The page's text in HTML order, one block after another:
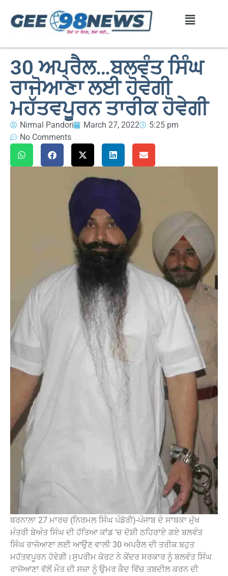
30 ਅਪ੍ਰੈਲ…ਬਲਵੰਤ ਸਿੰਘ
ਰਾਜੋਆਣਾ ਲਈ ਹੋਵੇਗੀ
ਮਹੱਤਵਪੂਰਨ ਤਾਰੀਕ ਹੋਵੇਗੀ
Nirmal Pandori March 27, 2022
5:25 pm
No Comments
ਬਰਨਾਲਾ 27 ਮਾਰਚ (ਨਿਰਮਲ ਸਿੰਘ ਪੰਡੋਰੀ)-ਪੰਜਾਬ ਦੇ ਸਾਬਕਾ ਮੁੱਖ
ਮੰਤਰੀ ਬੇਅੰਤ ਸਿੰਘ ਦੀ ਹੱਤਿਆ ਕਾਂਡ ‘ਚ ਦੋਸ਼ੀ ਠਹਿਰਾਏ ਗਏ ਬਲਵੰਤ
ਸਿੰਘ ਰਾਜੋਆਣਾ ਲਈ ਆਉਣ ਵਾਲੀ 30 ਅਪਰੈਲ ਦੀ ਤਰੀਕ ਬਹੁਤ
ਮਹੱਤਵਪੂਰਨ ਹੋਵੇਗੀ।ਸੁਪਰੀਮ ਕੋਰਟ ਨੇ ਕੇਂਦਰ ਸਰਕਾਰ ਨੂੰ ਬਲਵੰਤ ਸਿੰਘ
ਰਾਜੋਆਣਾ ਵੱਲੋਂ ਮੌਤ ਦੀ ਸਜ਼ਾ ਨੂੰ ਉਮਰ ਕੈਦ ਵਿੱਚ ਤਬਦੀਲ ਕਰਨ ਦੀ